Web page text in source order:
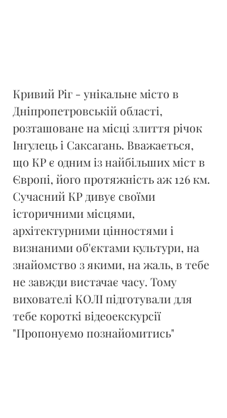
Кривий Ріг - унікальне місто в
Дніпропетровській області,
розташоване на місці злиття річок
Інгулець і Саксагань. Вважається,
що КР є одним із найбільших міст в
Європі, його протяжність аж 126 км.
Сучасний КР дивує своїми
історичними місцями,
архітектурними цінностями і
визнаними об'єктами культури, на
знайомство з якими, на жаль, в тебе
не завжди вистачає часу. Тому
вихователі КОЛІ підготували для
тебе короткі відеоекскурсії
"Пропонуємо познайомитись"